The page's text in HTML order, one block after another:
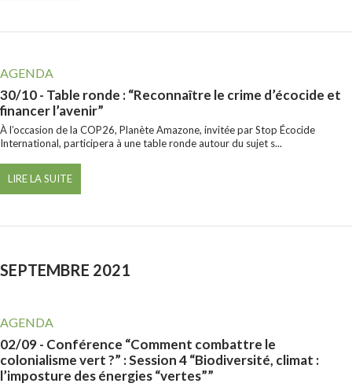
AGENDA
30/10- Table ronde : “Reconnaître le crime d’écocide et
financer l’avenir”
À l’occasion de la COP26, Planète Amazone, invitée par Stop Écocide
International, participera à une table ronde autour du sujet s...
LIRE LA SUITE
SEPTEMBRE 2021
AGENDA
02/09- Conférence “Comment combattre le
colonialisme vert ?” : Session 4 “Biodiversité, climat :
l’imposture des énergies “vertes””